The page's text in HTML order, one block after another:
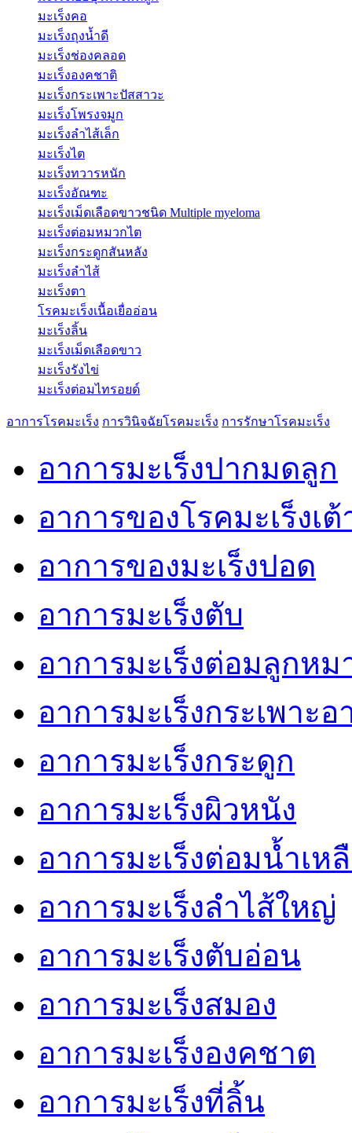
มะเร็งคอ
มะเร็งถุงน้ำดี
มะเร็งช่องคลอด
มะเร็งองคชาติ
มะเร็งกระเพาะปัสสาวะ
มะเร็งโพรงจมูก
มะเร็งลำไส้เล็ก
มะเร็งไต
มะเร็งทวารหนัก
มะเร็งอัณฑะ
มะเร็งเม็ดเลือดขาวชนิด Multiple myeloma
มะเร็งต่อมหมวกไต
มะเร็งกระดูกสันหลัง
มะเร็งลำไส้
มะเร็งตา
โรคมะเร็งเนื้อเยื่ออ่อน
มะเร็งลิ้น
มะเร็งเม็ดเลือดขาว
มะเร็งรังไข่
มะเร็งต่อมไทรอยด์
อาการโรคมะเร็ง การวินิจฉัยโรคมะเร็ง การรักษาโรคมะเร็ง
อาการมะเร็งปากมดลูก
อาการของโรคมะเร็งเ
อาการของมะเร็งปอด
อาการมะเร็งตับ
อาการมะเร็งต่อมลูกหม
อาการมะเร็งกระเพาะอ
อาการมะเร็งกระดูก
อาการมะเร็งผิวหนัง
อาการมะเร็งต่อมน้ำเห
อาการมะเร็งลำไส้ใหญ่
อาการมะเร็งตับอ่อน
อาการมะเร็งสมอง
อาการมะเร็งองคชาต
อาการมะเร็งที่ลิ้น